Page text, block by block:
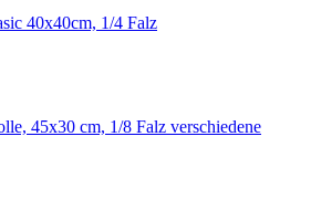
40x40cm, 1/4 Falz
45x30 cm, 1/8 Falz verschiedene